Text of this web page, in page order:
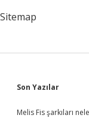
Sitemap
Sidebar
Son Yazılar
Melis Fis şarkıları